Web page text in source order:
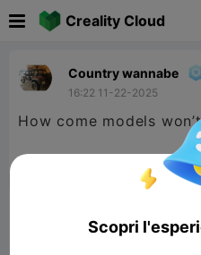
Creality Cloud
Country wannabe
16:22 11-22-2025
How come models

Scopri